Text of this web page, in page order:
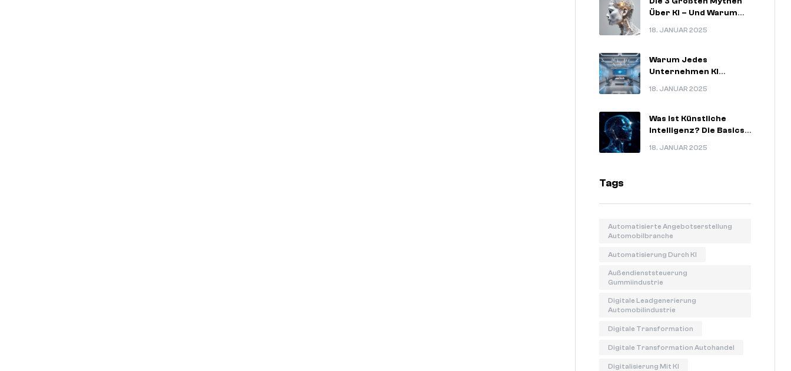
18. JANUAR 2025
Über KI – Und Warum
18. JANUAR 2025
Warum Jedes
Unternehmen KI
18. JANUAR 2025
Was Ist Künstliche
Intelligenz? Die Basics
Tags
Automatisierte Angebotserstellung
Automobilbranche
Automatisierung Durch KI
Außendienststeuerung
Gummiindustrie
Digitale Leadgenerierung
Automobilindustrie
Digitale Transformation
Digitale Transformation Autohandel
Digitalisierung Mit KI